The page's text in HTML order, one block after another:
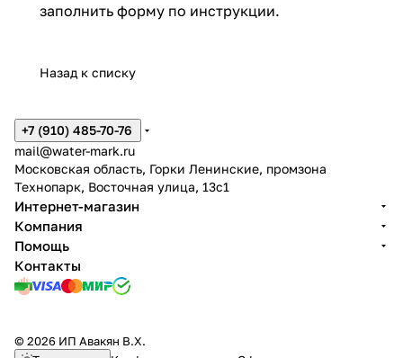
заполнить форму по инструкции.
Назад к списку
+7 (910) 485-70-76
mail@water-mark.ru
Московская область, Горки Ленинские, промзона
Технопарк, Восточная улица, 13с1
Интернет-магазин
Компания
Помощь
Контакты
© 2026 ИП Авакян В.Х.